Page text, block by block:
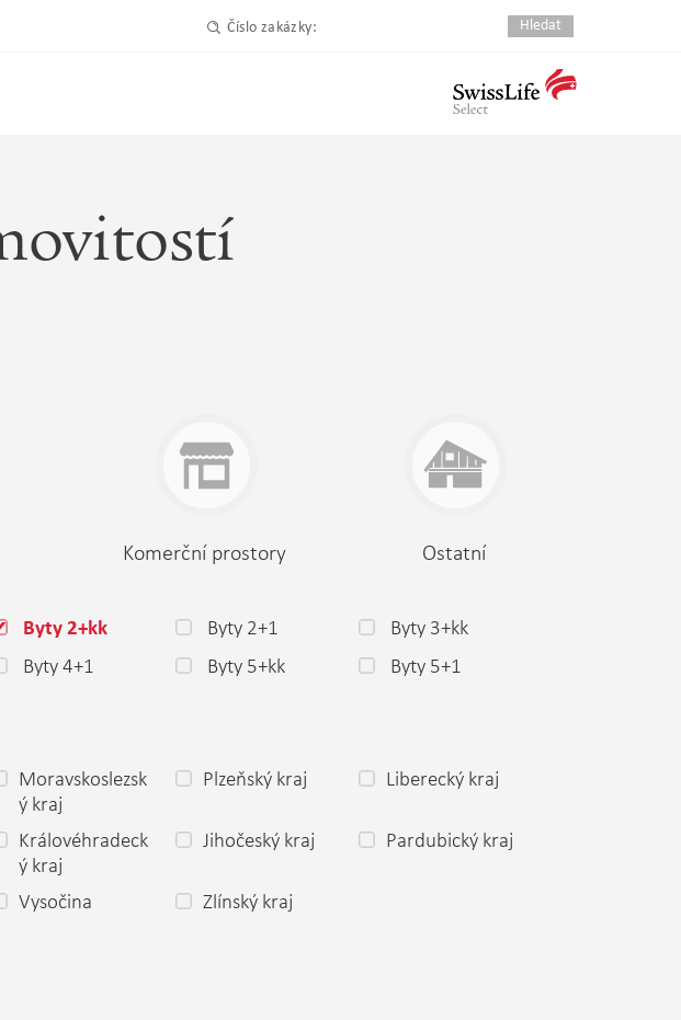
Číslo zakázky:
Komerční prostory Ostatní
Byty 2+kk Byty 2+1
Byty 3+kk
Byty 4+1 Byty 5+kk
Byty 5+1
Moravskoslezsk
ý kraj
Plzeňský kraj Liberecký kraj
Královéhradeck
ý kraj
Jihočeský kraj Pardubický kraj
Vysočina Zlínský kraj